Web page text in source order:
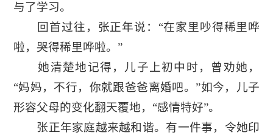
与了学习。
回首过往，张正年说：“在家里吵得稀里哗
啦，哭得稀里哗啦。”
她清楚地记得，儿子上初中时，曾劝她，
“妈妈，不行，你就跟爸爸离婚吧。”如今，儿子
形容父母的变化翻天覆地，“感情特好”。
张正年家庭越来越和谐。有一件事，令她印